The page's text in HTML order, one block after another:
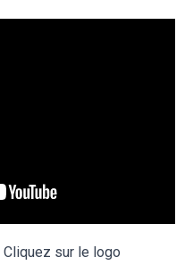
Cliquez sur le logo